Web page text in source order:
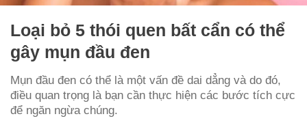
Loại bỏ 5 thói quen bất cẩn có thể
gây mụn đầu đen
Mụn đầu đen có thể là một vấn đề dai dẳng và do đó,
điều quan trọng là bạn cần thực hiện các bước tích cực
để ngăn ngừa chúng.